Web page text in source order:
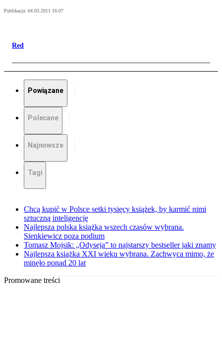
Publikacja: 04.03.2011 16:07
Red
Powiązane
Polecane
Najnowsze
Tagi
Chcą kupić w Polsce setki tysięcy książek, by karmić nimi
sztuczną inteligencję
Najlepsza polska książka wszech czasów wybrana.
Sienkiewicz poza podium
Tomasz Mojsik: „Odyseja” to najstarszy bestseller jaki znamy
Najlepsza książka XXI wieku wybrana. Zachwyca mimo, że
minęło ponad 20 lat
Promowane treści